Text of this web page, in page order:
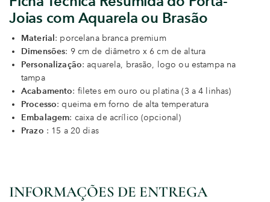
Joias com Aquarela ou Brasão
Material : porcelana branca premium
Dimensões: 9 cm de diâmetro x 6 cm de altura
Personalização: aquarela, brasão, logo ou estampa na
tampa
Acabamento: filetes em ouro ou platina (3 a 4 linhas)
Processo: queima em forno de alta temperatura
Embalagem: caixa de acrílico (opcional)
Prazo : 15 a 20 dias
INFORMAÇÕES DE ENTREGA